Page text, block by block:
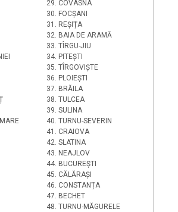
29. COVASNA
30. FOCȘANI
31. REȘIȚA
32. BAIA DE ARAMĂ
33. TÎRGU-JIU
34. PITEȘTI
35. TÎRGOVIȘTE
36. PLOIEȘTI
37. BRĂILA
38. TULCEA
39. SULINA
40. TURNU-SEVERIN
41. CRAIOVA
42. SLATINA
43. NEAJLOV
44. BUCUREȘTI
45. CĂLĂRAȘI
46. CONSTANȚA
47. BECHET
48. TURNU-MĂGURELE